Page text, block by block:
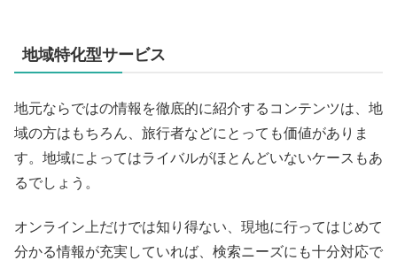
地域特化型サービス
地元ならではの情報を徹底的に紹介するコンテンツは、地
域の方はもちろん、旅行者などにとっても価値がありま
す。地域によってはライバルがほとんどいないケースもあ
るでしょう。
オンライン上だけでは知り得ない、現地に行ってはじめて
分かる情報が充実していれば、検索ニーズにも十分対応で